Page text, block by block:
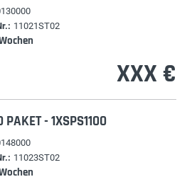
11021ST02
XXX €
PAKET - 1XSPS1100
11023ST02